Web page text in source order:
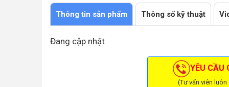
Thông tin sản phẩm Thông số kỹ thuật
Đang cập nhật
YÊU CẦU
(Tư vấn viên